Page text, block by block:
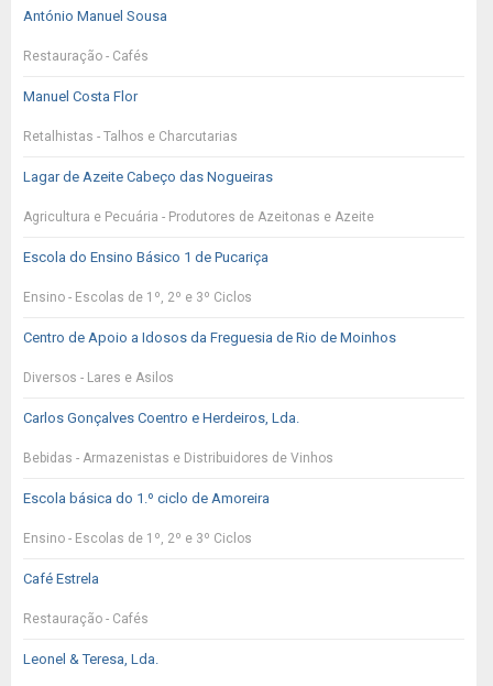
António Manuel Sousa
Restauração - Cafés
Manuel Costa Flor
Retalhistas - Talhos e Charcutarias
Lagar de Azeite Cabeço das Nogueiras
Agricultura e Pecuária - Produtores de Azeitonas e Azeite
Escola do Ensino Básico 1 de Pucariça
Ensino - Escolas de 1º, 2º e 3º Ciclos
Centro de Apoio a Idosos da Freguesia de Rio de Moinhos
Diversos - Lares e Asilos
Carlos Gonçalves Coentro e Herdeiros, Lda.
Bebidas - Armazenistas e Distribuidores de Vinhos
Escola básica do 1.º ciclo de Amoreira
Ensino - Escolas de 1º, 2º e 3º Ciclos
Café Estrela
Restauração - Cafés
Leonel & Teresa, Lda.